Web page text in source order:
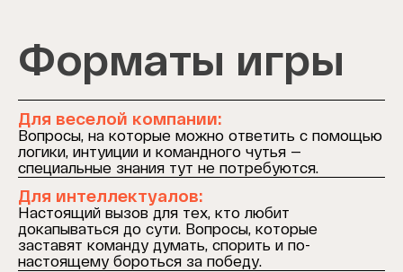
Форматы игры
Для веселой компании:
Вопросы, на которые можно ответить с помощью
логики, интуиции и командного чутья —
специальные знания тут не потребуются.
Для интеллектуалов:
Настоящий вызов для тех, кто любит
докапываться до сути. Вопросы, которые
заставят команду думать, спорить и по-
настоящему бороться за победу.